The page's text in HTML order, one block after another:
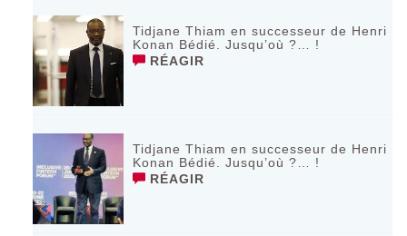
Tidjane Thiam en successeur de Henri
Konan Bédié. Jusqu’où ?… !
RÉAGIR
Tidjane Thiam en successeur de Henri
Konan Bédié. Jusqu’où ?… !
RÉAGIR